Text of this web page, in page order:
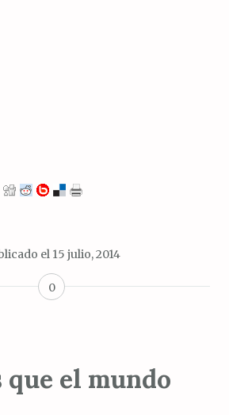
el 15 julio, 2014
0
que el mundo